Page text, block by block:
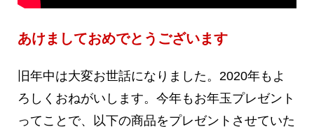
あけましておめでとうございます
旧年中は大変お世話になりました。2020年もよ
ろしくおねがいします。今年もお年玉プレゼント
ってことで、以下の商品をプレゼントさせていた